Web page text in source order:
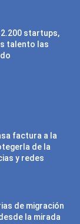
startups,
talento las
factura a la
de la
y redes
de migración
la mirada